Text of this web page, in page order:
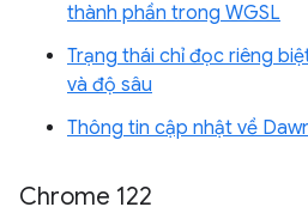
thành phần trong WGSL
Trạng thái chỉ đọc riêng
và độ sâu
Thông tin cập nhật về
Chrome 122